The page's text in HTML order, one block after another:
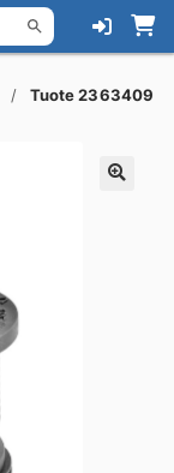
Tuote 2363409